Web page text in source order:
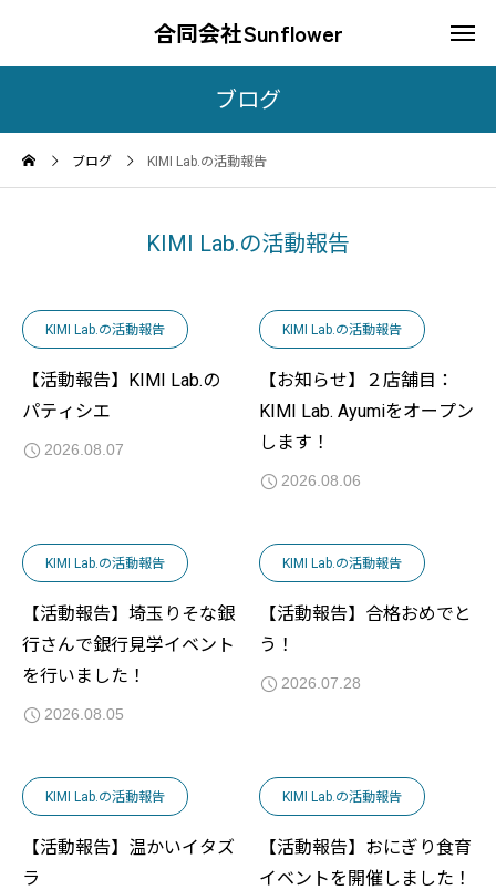
合同会社Sunflower
ブログ
ブログ KIMI Lab.の活動報告
KIMI Lab.の活動報告
KIMI Lab.の活動報告
【活動報告】KIMI Lab.の
パティシエ
2026.08.07
KIMI Lab.の活動報告
【お知らせ】２店舗目：
KIMI Lab. Ayumiをオープン
します！
2026.08.06
KIMI Lab.の活動報告
【活動報告】埼玉りそな銀
行さんで銀行見学イベント
を行いました！
2026.08.05
KIMI Lab.の活動報告
【活動報告】合格おめでと
う！
2026.07.28
KIMI Lab.の活動報告
【活動報告】温かいイタズ
ラ
KIMI Lab.の活動報告
【活動報告】おにぎり食育
イベントを開催しました！